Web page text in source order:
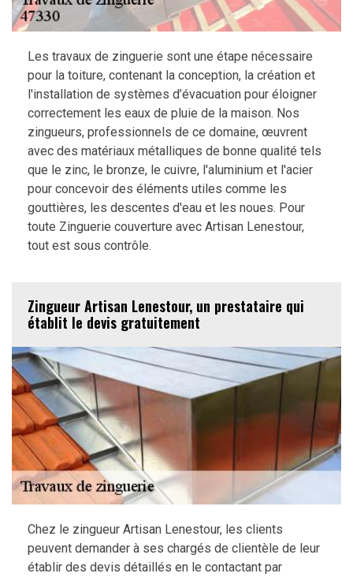
Les travaux de zinguerie sont une étape nécessaire
pour la toiture, contenant la conception, la création et
l'installation de systèmes d’évacuation pour éloigner
correctement les eaux de pluie de la maison. Nos
zingueurs, professionnels de ce domaine, œuvrent
avec des matériaux métalliques de bonne qualité tels
que le zinc, le bronze, le cuivre, l'aluminium et l'acier
pour concevoir des éléments utiles comme les
gouttières, les descentes d'eau et les noues. Pour
toute Zinguerie couverture avec Artisan Lenestour,
tout est sous contrôle.
Zingueur Artisan Lenestour, un prestataire qui
établit le devis gratuitement
Chez le zingueur Artisan Lenestour, les clients
peuvent demander à ses chargés de clientèle de leur
établir des devis détaillés en le contactant par